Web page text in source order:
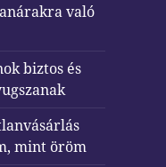
való
biztos és
mint öröm